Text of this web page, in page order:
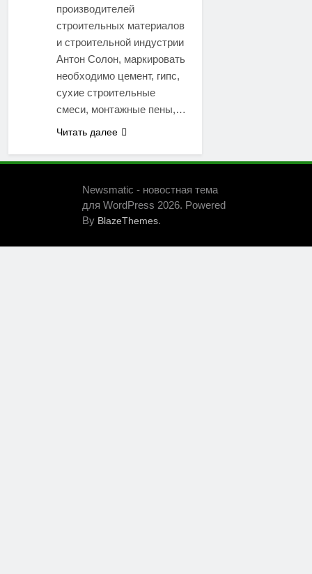
производителей
строительных материалов
и строительной индустрии
Антон Солон, маркировать
необходимо цемент, гипс,
сухие строительные
смеси, монтажные пены,…
Читать далее
Newsmatic - новостная тема
для WordPress 2026. Powered
By BlazeThemes.